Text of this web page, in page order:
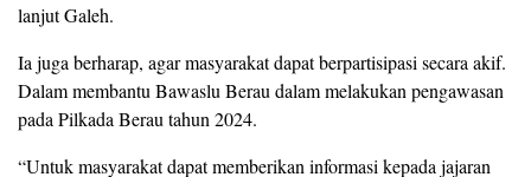
lanjut Galeh.
Ia juga berharap, agar masyarakat dapat berpartisipasi secara akif.
Dalam membantu Bawaslu Berau dalam melakukan pengawasan
pada Pilkada Berau tahun 2024.
“Untuk masyarakat dapat memberikan informasi kepada jajaran